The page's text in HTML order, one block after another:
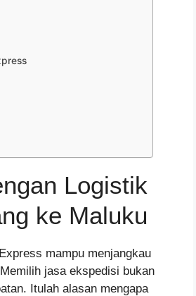
Logistik
ke Maluku
mampu menjangkau
jasa ekspedisi bukan
Itulah alasan mengapa